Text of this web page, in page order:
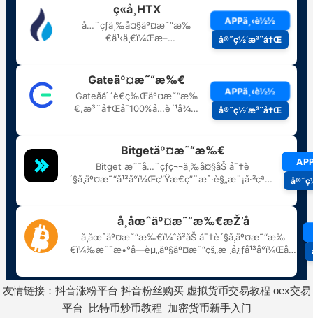
友情链接： 抖音涨粉平台 抖音粉丝购买 虚拟货币交易教程 oex交易
平台
比特币炒币教程 加密货币新手入门